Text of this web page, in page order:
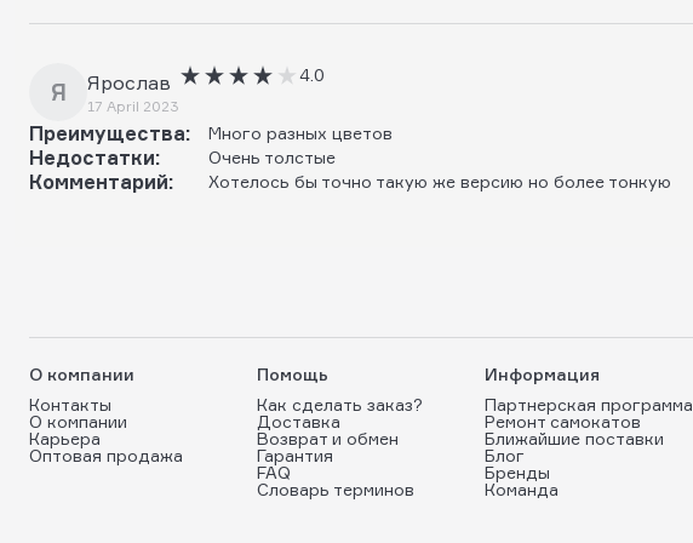
Я Ярослав
17 April 2023
4.0
Преимущества: Много разных цветов
Недостатки: Очень толстые
Комментарий: Хотелось бы точно такую же версию но более тонкую
О компании
Контакты
О компании
Карьера
Оптовая продажа
Помощь
Как сделать заказ?
Доставка
Возврат и обмен
Гарантия
FAQ
Словарь терминов
Информация
Партнерская программа
Ремонт самокатов
Ближайшие поставки
Блог
Бренды
Команда